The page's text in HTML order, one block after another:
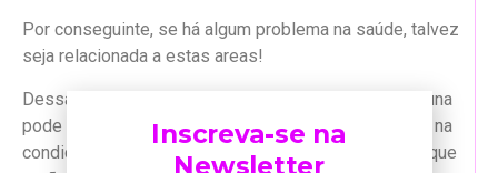
Por conseguinte, se há algum problema na saúde, talvez
seja relacionada a estas areas!
Dessa forma, em assuntos da Saúde a Roda da Fortuna
pode indicar uma recuperação inesperada, melhorias na
condição física. Portanto, indica que os tratamentos que
Inscreva-se na
Newsletter